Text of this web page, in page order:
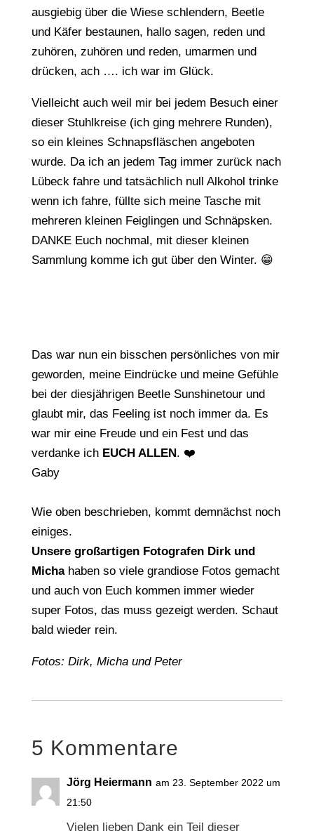
ausgiebig über die Wiese schlendern, Beetle
und Käfer bestaunen, hallo sagen, reden und
zuhören, zuhören und reden, umarmen und
drücken, ach …. ich war im Glück.
Vielleicht auch weil mir bei jedem Besuch einer
dieser Stuhlkreise (ich ging mehrere Runden),
so ein kleines Schnapsfläschen angeboten
wurde. Da ich an jedem Tag immer zurück nach
Lübeck fahre und tatsächlich null Alkohol trinke
wenn ich fahre, füllte sich meine Tasche mit
mehreren kleinen Feiglingen und Schnäpsken.
DANKE Euch nochmal, mit dieser kleinen
Sammlung komme ich gut über den Winter. 😁
Das war nun ein bisschen persönliches von mir
geworden, meine Eindrücke und meine Gefühle
bei der diesjährigen Beetle Sunshinetour und
glaubt mir, das Feeling ist noch immer da. Es
war mir eine Freude und ein Fest und das
verdanke ich EUCH ALLEN. ❤️
Gaby
Wie oben beschrieben, kommt demnächst noch
einiges.
Unsere großartigen Fotografen Dirk und
Michahaben so viele grandiose Fotos gemacht
und auch von Euch kommen immer wieder
super Fotos, das muss gezeigt werden. Schaut
bald wieder rein.
Fotos: Dirk, Micha und Peter
5 Kommentare
Jörg Heiermann am 23. September 2022 um
21:50
Vielen lieben Dank ein Teil dieser